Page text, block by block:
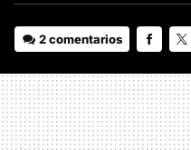
2 comentarios